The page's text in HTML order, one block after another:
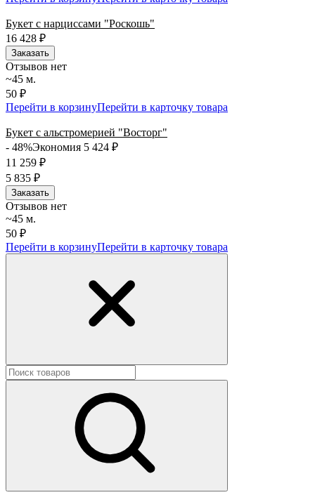
Букет с нарциссами "Роскошь"
16 428 ₽
Заказать
Отзывов нет
~45 м.
50 ₽
Перейти в корзинуПерейти в карточку товара
Букет с альстромерией "Восторг"
- 48%Экономия 5 424 ₽
11 259 ₽
5 835 ₽
Заказать
Отзывов нет
~45 м.
50 ₽
Перейти в корзинуПерейти в карточку товара